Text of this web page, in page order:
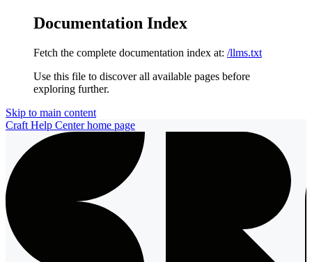
Documentation Index
Fetch the complete documentation index at: /llms.txt
Use this file to discover all available pages before
exploring further.
Skip to main content
Craft Help Centerhome page